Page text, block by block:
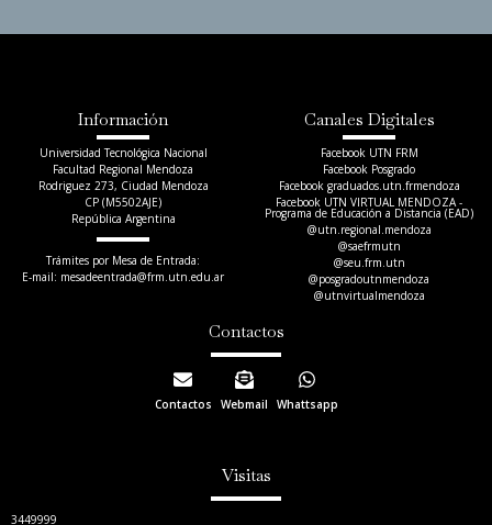
Información
Universidad Tecnológica Nacional
Facultad Regional Mendoza
Rodriguez 273, Ciudad Mendoza
CP (M5502AJE)
República Argentina
Trámites por Mesa de Entrada:
E-mail: mesadeentrada@frm.utn.edu.ar​
Canales Digitales
Facebook UTN FRM
Facebook Posgrado
Facebook graduados.utn.frmendoza
Facebook UTN VIRTUAL MENDOZA -
Programa de Educación a Distancia (EAD)
@utn.regional.mendoza
@saefrmutn
@seu.frm.utn
@posgradoutnmendoza
@utnvirtualmendoza
Contactos
Contactos Webmail Whattsapp
Visitas
3449999